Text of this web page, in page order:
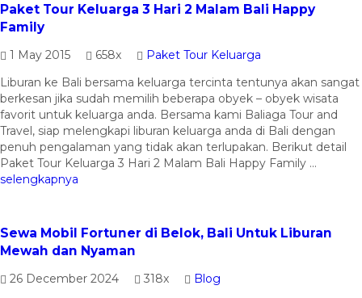
Paket Tour Keluarga 3 Hari 2 Malam Bali Happy
Family
1 May 2015 658x
Paket Tour Keluarga
Liburan ke Bali bersama keluarga tercinta tentunya akan sangat
berkesan jika sudah memilih beberapa obyek – obyek wisata
favorit untuk keluarga anda. Bersama kami Baliaga Tour and
Travel, siap melengkapi liburan keluarga anda di Bali dengan
penuh pengalaman yang tidak akan terlupakan. Berikut detail
Paket Tour Keluarga 3 Hari 2 Malam Bali Happy Family ...
selengkapnya
Sewa Mobil Fortuner di Belok, Bali Untuk Liburan
Mewah dan Nyaman
26 December 2024 318x
Blog